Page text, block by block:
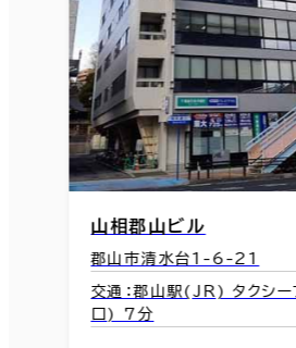
山相郡山ビル
郡山市清水台1-6-21
交通：郡山駅(JR) タクシ
口) 7分